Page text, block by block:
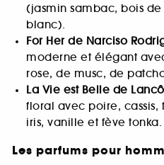
(jasmin sambac, bois
blanc).
For Her de Narciso
moderne et élégant
rose, de musc, de
La Vie est Belle de
floral avec poire, cassis,
iris, vanille et fève tonka.
Les parfums pour